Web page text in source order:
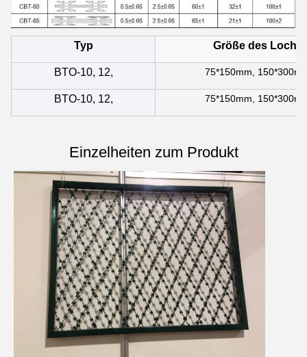
Typ Größe des Lochs
BTO-10, 12, 75*150mm,
BTO-10, 12, 75*150mm,
Einzelheiten zum Produkt